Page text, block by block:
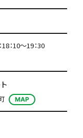
：10～19：30
MAP